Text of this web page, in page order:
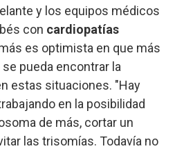
y los equipos médicos
con cardiopatías
es optimista en que más
pueda encontrar la
estas situaciones. "Hay
en la posibilidad
de más, cortar un
las trisomías. Todavía no